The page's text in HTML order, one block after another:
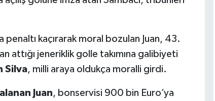
kaçırarak moral bozulan Juan, 43.
attığı jeneriklik golle takımına galibiyeti
Silva, milli araya oldukça moralli girdi.
Juan, bonservisi 900 bin Euro’ya